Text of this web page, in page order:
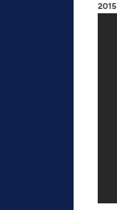
2015